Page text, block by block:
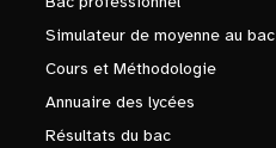
Simulateur de moyenne au bac
Cours et Méthodologie
Annuaire des lycées
Résultats du bac